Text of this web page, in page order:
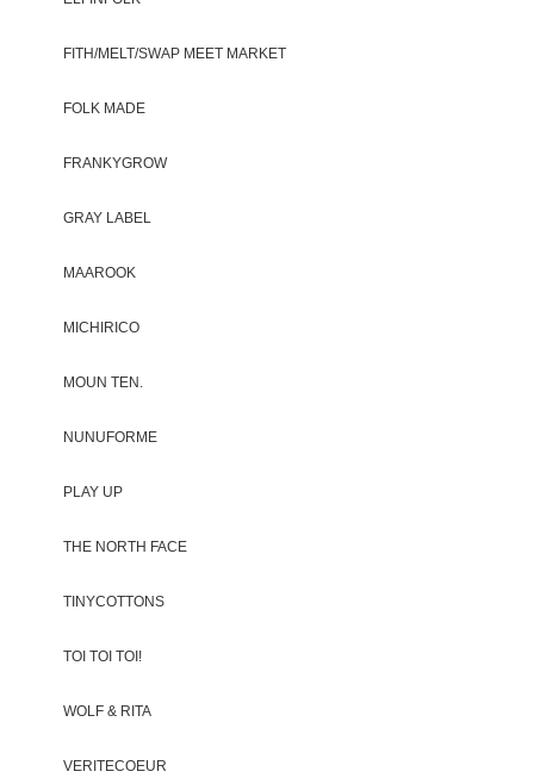
FITH/MELT/SWAP MEET MARKET
FOLK MADE
FRANKYGROW
GRAY LABEL
MAAROOK
MICHIRICO
MOUN TEN.
NUNUFORME
PLAY UP
THE NORTH FACE
TINYCOTTONS
TOI TOI TOI!
WOLF & RITA
VERITECOEUR